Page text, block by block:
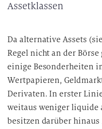
Assetklassen
Da alternative Assets
Regel nicht an der
einige Besonderheiten
Wertpapieren,
Derivaten. In erster
weitaus weniger liquide
besitzen darüber